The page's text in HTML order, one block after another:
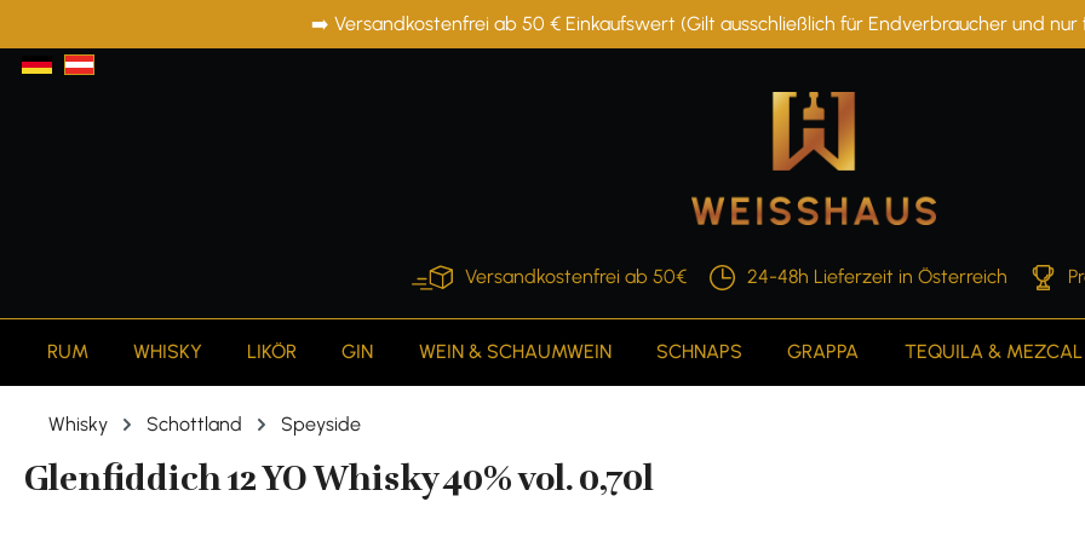
Zur Hauptnavigation springen➡️ Versandkostenfrei ab 50 € Einkaufswert (Gilt ausschließlich für Endverbraucher und
Versandkostenfrei ab 50€ 24-48h Lieferzeit in Österreich
RUM WHISKY LIKÖR GIN WEIN & SCHAUMWEIN SCHNAPS GRAPPA TEQUILA & MEZCAL
Whisky Schottland Speyside
Glenfiddich 12 YO Whisky 40% vol. 0,70l